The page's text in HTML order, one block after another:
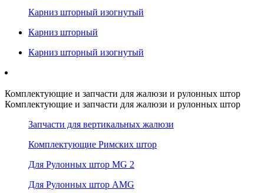
Карниз шторный изогнутый
Карниз шторный
Карниз шторный изогнутый
Комплектующие и запчасти для жалюзи и рулонных штор
Комплектующие и запчасти для жалюзи и рулонных штор
Запчасти для вертикальных жалюзи
Комплектующие Римских штор
Для Рулонных штор MG 2
Для Рулонных штор AMG